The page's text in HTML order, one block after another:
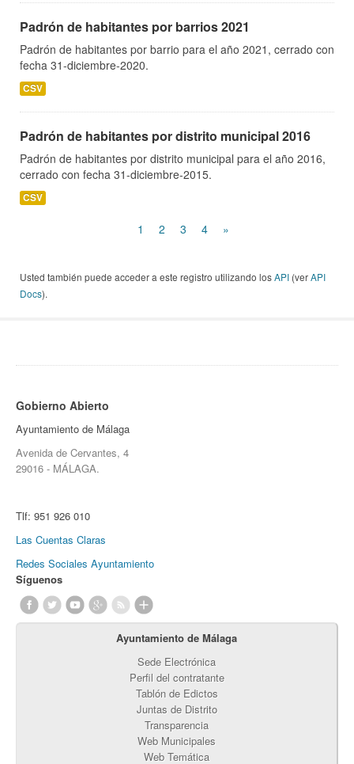
Padrón de habitantes por barrios 2021
Padrón de habitantes por barrio para el año 2021, cerrado con
fecha 31-diciembre-2020.
CSV
Padrón de habitantes por distrito municipal 2016
Padrón de habitantes por distrito municipal para el año 2016,
cerrado con fecha 31-diciembre-2015.
CSV
1 2 3 4 »
Usted también puede acceder a este registro utilizando losAPI (verAPI
Docs).
Gobierno Abierto
Ayuntamiento de Málaga
Avenida de Cervantes, 4
29016 - MÁLAGA.
Tlf: 951 926 010
Las Cuentas Claras
Redes Sociales Ayuntamiento
Síguenos
Ayuntamiento de Málaga
Sede Electrónica
Perfil del contratante
Tablón de Edictos
Juntas de Distrito
Transparencia
Web Municipales
Web Temática